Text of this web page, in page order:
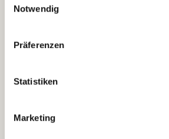
Wenn Sie auf „Cookies zulassen“
Sie der Speicherung sämtlicher
Ihre Einwilligung selbstverständlich
indem Sie die Cookie-Einstellungen
unsererDatenschutzerklärung
Notwendig
Präferenzen
Statistiken
Marketing
Betreiber der Webseite
Kantstraße 45a
(Ein Tochterunternehmen des AWO
e.V.)